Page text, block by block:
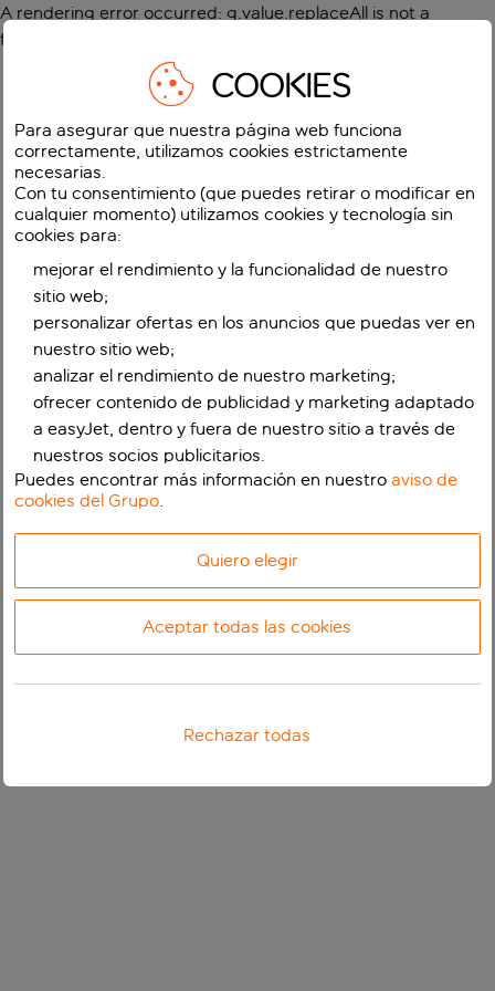
A rendering error occurred: g.value.replaceAll is not a
function
COOKIES
Para asegurar que nuestra página web funciona
correctamente, utilizamos cookies estrictamente
necesarias.
Con tu consentimiento (que puedes retirar o modificar en
cualquier momento) utilizamos cookies y tecnología sin
cookies para:
mejorar el rendimiento y la funcionalidad de nuestro
sitio web;
personalizar ofertas en los anuncios que puedas ver en
nuestro sitio web;
analizar el rendimiento de nuestro marketing;
ofrecer contenido de publicidad y marketing adaptado
a easyJet, dentro y fuera de nuestro sitio a través de
nuestros socios publicitarios.
Puedes encontrar más información en nuestroaviso de
cookies del Grupo.
Quiero elegir
Aceptar todas las cookies
Rechazar todas